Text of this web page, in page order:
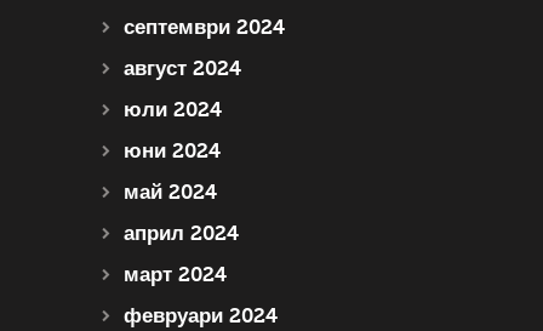
септември 2024
август 2024
юли 2024
юни 2024
май 2024
април 2024
март 2024
февруари 2024